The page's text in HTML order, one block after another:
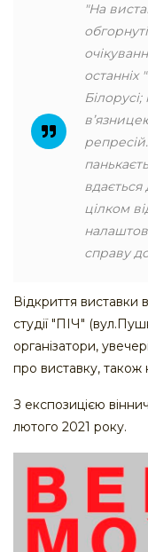
"На
останніх
вдається
цілком
справу
Відкриття виставки
студії "ПІЧ"
організатори,
про виставку, також
З експозицією
лютого 2021 року.